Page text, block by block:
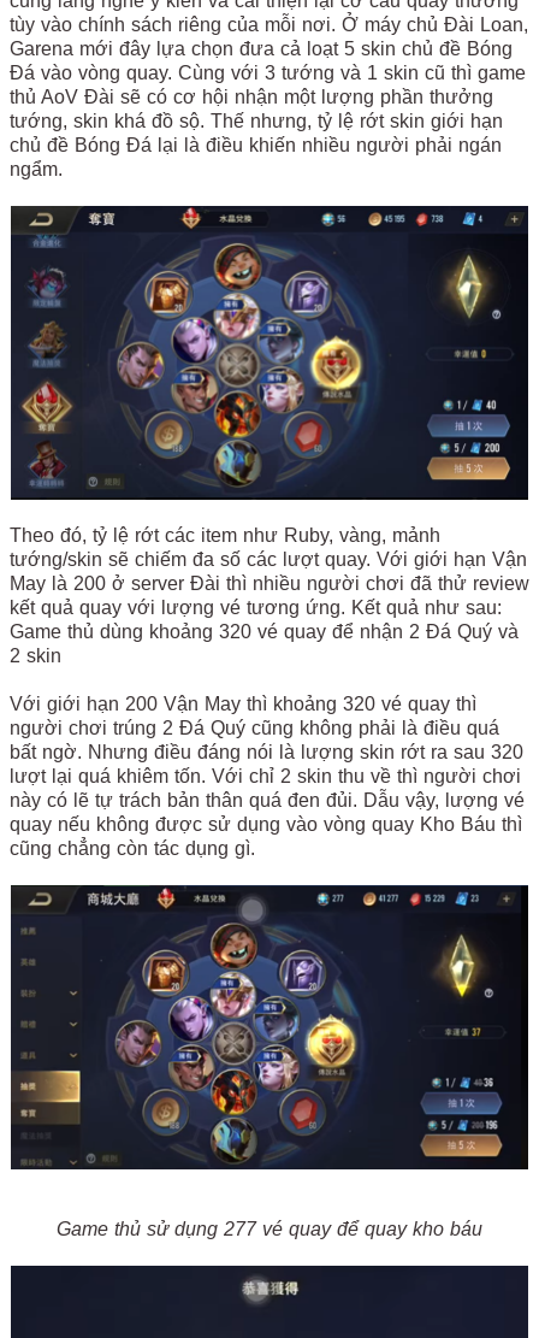
tùy vào chính sách riêng của mỗi nơi. Ở máy chủ Đài Loan,
Garena mới đây lựa chọn đưa cả loạt 5 skin chủ đề Bóng
Đá vào vòng quay. Cùng với 3 tướng và 1 skin cũ thì game
thủ AoV Đài sẽ có cơ hội nhận một lượng phần thưởng
tướng, skin khá đồ sộ. Thế nhưng, tỷ lệ rớt skin giới hạn
chủ đề Bóng Đá lại là điều khiến nhiều người phải ngán
ngẩm.
Theo đó, tỷ lệ rớt các item như Ruby, vàng, mảnh
tướng/skin sẽ chiếm đa số các lượt quay. Với giới hạn Vận
May là 200 ở server Đài thì nhiều người chơi đã thử review
kết quả quay với lượng vé tương ứng. Kết quả như sau:
Game thủ dùng khoảng 320 vé quay để nhận 2 Đá Quý và
2 skin
Với giới hạn 200 Vận May thì khoảng 320 vé quay thì
người chơi trúng 2 Đá Quý cũng không phải là điều quá
bất ngờ. Nhưng điều đáng nói là lượng skin rớt ra sau 320
lượt lại quá khiêm tốn. Với chỉ 2 skin thu về thì người chơi
này có lẽ tự trách bản thân quá đen đủi. Dẫu vậy, lượng vé
quay nếu không được sử dụng vào vòng quay Kho Báu thì
cũng chẳng còn tác dụng gì.
Game thủ sử dụng 277 vé quay để quay kho báu